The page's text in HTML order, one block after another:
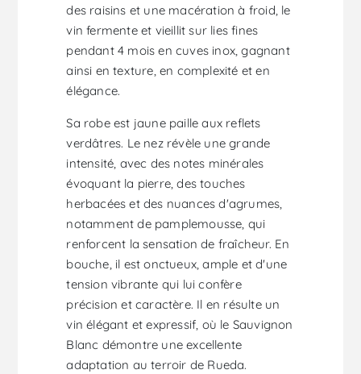
des raisins et une macération à froid, le
vin fermente et vieillit sur lies fines
pendant 4 mois en cuves inox, gagnant
ainsi en texture, en complexité et en
élégance.
Sa robe est jaune paille aux reflets
verdâtres. Le nez révèle une grande
intensité, avec des notes minérales
évoquant la pierre, des touches
herbacées et des nuances d'agrumes,
notamment de pamplemousse, qui
renforcent la sensation de fraîcheur. En
bouche, il est onctueux, ample et d'une
tension vibrante qui lui confère
précision et caractère. Il en résulte un
vin élégant et expressif, où le Sauvignon
Blanc démontre une excellente
adaptation au terroir de Rueda.